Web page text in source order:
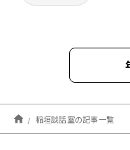
2026年
2026年
稲垣談話室の記事一覧